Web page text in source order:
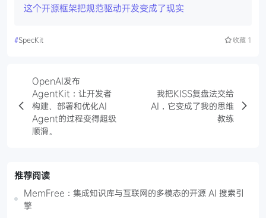
这个开源框架把规范驱动开发变成了现实
#SpecKit 收藏 1
OpenAI发布
AgentKit：让开发者
构建、部署和优化AI
Agent的过程变得超级
顺滑。
我把KISS复盘法交给
AI，它变成了我的思维
教练
推荐阅读
MemFree：集成知识库与互联网的多模态的开源 AI 搜索引
擎